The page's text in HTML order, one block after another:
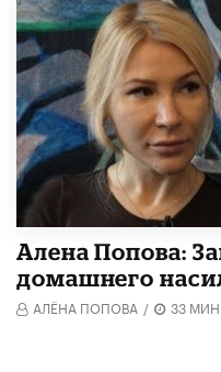
Алена Попова:
домашнего
АЛЁНА ПОПОВА / 33 МИН.